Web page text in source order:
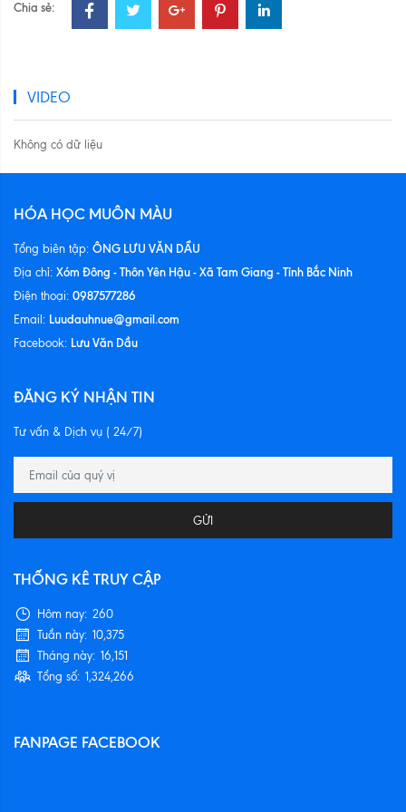
Chia sẻ:
VIDEO
Không có dữ liệu
HÓA HỌC MUÔN MÀU
Tổng biên tập: ÔNG LƯU VĂN DẦU
Địa chỉ: Xóm Đông - Thôn Yên Hậu - Xã Tam Giang - Tỉnh Bắc Ninh
Điện thoại: 0987577286
Email: Luudauhnue@gmail.com
Facebook: Lưu Văn Dầu
ĐĂNG KÝ NHẬN TIN
Tư vấn & Dịch vụ ( 24/7)
GỬI
THỐNG KÊ TRUY CẬP
Hôm nay: 260
Tuần này: 10,375
Tháng này: 16,151
Tổng số: 1,324,266
FANPAGE FACEBOOK